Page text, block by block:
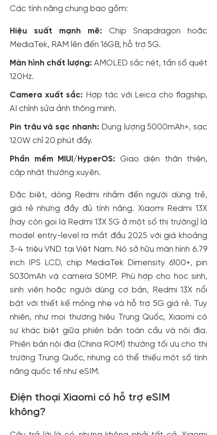
Các tính năng chung bao gồm:
Hiệu suất mạnh mẽ: Chip Snapdragon hoặc
MediaTek, RAM lên đến 16GB, hỗ trợ 5G.
Màn hình chất lượng: AMOLED sắc nét, tần số quét
120Hz.
Camera xuất sắc: Hợp tác với Leica cho flagship,
AI chỉnh sửa ảnh thông minh.
Pin trâu và sạc nhanh: Dung lượng 5000mAh+, sạc
120W chỉ 20 phút đầy.
Phần mềm MIUI/HyperOS: Giao diện thân thiện,
cập nhật thường xuyên.
Đặc biệt, dòng Redmi nhắm đến người dùng trẻ,
giá rẻ nhưng đầy đủ tính năng. Xiaomi Redmi 13X
(hay còn gọi là Redmi 13X 5G ở một số thị trường) là
model entry-level ra mắt đầu 2025 với giá khoảng
3-4 triệu VND tại Việt Nam. Nó sở hữu màn hình 6.79
inch IPS LCD, chip MediaTek Dimensity 6100+, pin
5030mAh và camera 50MP. Phù hợp cho học sinh,
sinh viên hoặc người dùng cơ bản, Redmi 13X nổi
bật với thiết kế mỏng nhẹ và hỗ trợ 5G giá rẻ. Tuy
nhiên, như mọi thương hiệu Trung Quốc, Xiaomi có
sự khác biệt giữa phiên bản toàn cầu và nội địa.
Phiên bản nội địa (China ROM) thường tối ưu cho thị
trường Trung Quốc, nhưng có thể thiếu một số tính
năng quốc tế như eSIM.
Điện thoại Xiaomi có hỗ trợ eSIM
không?